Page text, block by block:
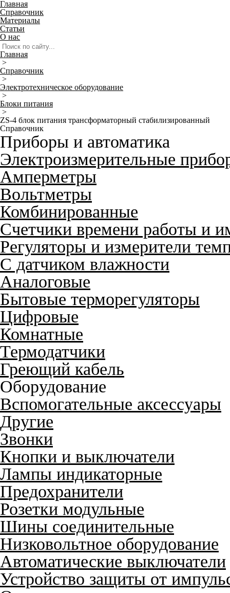
Главная
Справочник
Материалы
Статьи
О нас
Главная
>
Справочник
>
Электротехническое оборудование
>
Блоки питания
>
ZS-4 блок питания трансформаторный стабилизированный
Справочник
Приборы и автоматика
Электроизмерительные
Амперметры
Вольтметры
Комбинированные
Счетчики времени работы и
Регуляторы и измерители
С датчиком влажности
Аналоговые
Бытовые терморегуляторы
Цифровые
Комнатные
Термодатчики
Греющий кабель
Оборудование
Вспомогательные аксессуары
Другие
Звонки
Кнопки и выключатели
Лампы индикаторные
Предохранители
Розетки модульные
Шины соединительные
Низковольтное оборудование
Автоматические выключатели
Устройство защиты от